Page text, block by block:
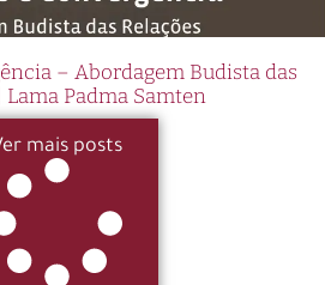
– Abordagem Budista das
Lama Padma Samten
mais posts